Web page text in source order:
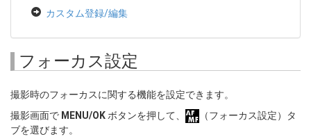
カスタム登録/編集
フォーカス設定
撮影時のフォーカスに関する機能を設定できます。
撮影画面で MENU/OK ボタンを押して、
（フォーカス設定）タ
ブを選びます。